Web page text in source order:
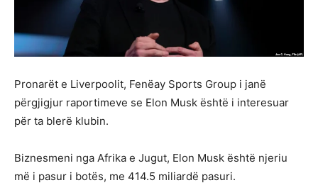
Pronarët e Liverpoolit, Fenëay Sports Group i janë
përgjigjur raportimeve se Elon Musk është i interesuar
për ta blerë klubin.
Biznesmeni nga Afrika e Jugut, Elon Musk është njeriu
më i pasur i botës, me 414.5 miliardë pasuri.